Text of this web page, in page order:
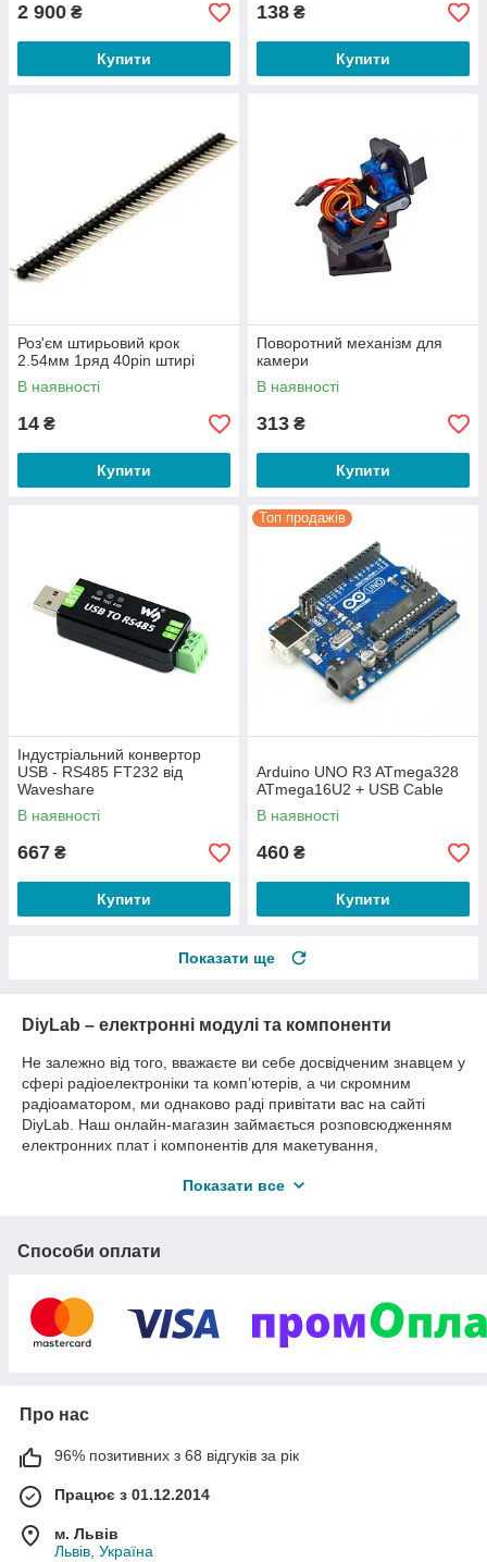
2 900 ₴
Купити
138 ₴
Купити
Роз'єм штирьовий крок
2.54мм 1ряд 40pin штирі
В наявності
14 ₴
Купити
Поворотний механізм для
камери
В наявності
313 ₴
Купити
Індустріальний конвертор
USB - RS485 FT232 від
Waveshare
В наявності
667 ₴
Купити
Топ продажів
Arduino UNO R3 ATmega328
ATmega16U2 + USB Cable
В наявності
460 ₴
Купити
Показати ще
DiyLab – електронні модулі та компоненти
Не залежно від того, вважаєте ви себе досвідченим знавцем у
сфері радіоелектроніки та комп’ютерів, а чи скромним
радіоаматором, ми однаково раді привітати вас на сайті
DiyLab. Наш онлайн-магазин займається розповсюдженням
електронних плат і компонентів для макетування,
того, що може зацікавити будь-якого інженера, програміста
Якісна продукція від відомих
Наша компанія – офіційний дилер таких відомих виробників,
як Arduino, Adafruit, Waveshare, Spurkfun, DFRobot та
отримати професійну консультацію або обмінятися досвідом.
Наші менеджери охоче підтримають розмову, оскільки й самі
активно цікавляться цією темою.
Звертаючись до нас, ви повинні знати, що:
компонентами для радіоелектроніки й комп’ютерів ще
Показати все
Способи оплати
Про нас
96% позитивних з 68 відгуків за рік
Працює з 01.12.2014
м. Львів
Львів, Україна